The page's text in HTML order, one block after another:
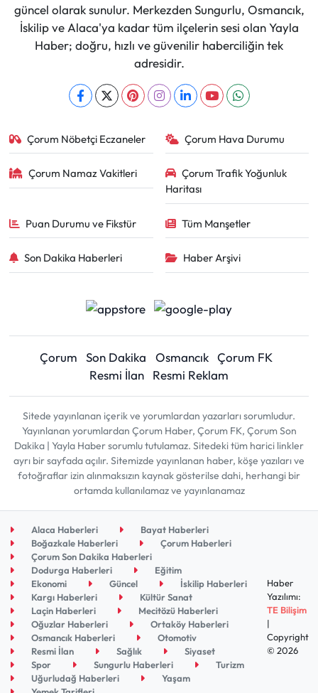
güncel olarak sunulur. Merkezden Sungurlu, Osmancık,
İskilip ve Alaca'ya kadar tüm ilçelerin sesi olan Yayla
Haber; doğru, hızlı ve güvenilir haberciliğin tek
adresidir.
Çorum Nöbetçi Eczaneler Çorum Hava Durumu
Çorum Namaz Vakitleri
Çorum Trafik Yoğunluk
Haritası
Puan Durumu ve Fikstür Tüm Manşetler
Son Dakika Haberleri Haber Arşivi
Çorum Son Dakika Osmancık Çorum FK
Resmi İlan
Resmi Reklam
Sitede yayınlanan içerik ve yorumlardan yazarları sorumludur.
Yayınlanan yorumlardan Çorum Haber, Çorum FK, Çorum Son
Dakika | Yayla Haber sorumlu tutulamaz. Sitedeki tüm harici linkler
ayrı bir sayfada açılır. Sitemizde yayınlanan haber, köşe yazıları ve
fotoğraflar izin alınmaksızın kaynak gösterilse dahi, herhangi bir
ortamda kullanılamaz ve yayınlanamaz
Alaca Haberleri
Bayat Haberleri
Boğazkale Haberleri
Çorum Haberleri
Çorum Son Dakika Haberleri
Dodurga Haberleri
Eğitim
Ekonomi
Güncel
İskilip Haberleri
Kargı Haberleri
Kültür Sanat
Laçin Haberleri
Mecitözü Haberleri
Oğuzlar Haberleri
Ortaköy Haberleri
Osmancık Haberleri
Otomotiv
Resmi İlan
Sağlık
Siyaset
Spor
Sungurlu Haberleri
Turizm
Uğurludağ Haberleri
Yaşam
Haber
Yazılımı:
TE Bilişim
|
Copyright
© 2026